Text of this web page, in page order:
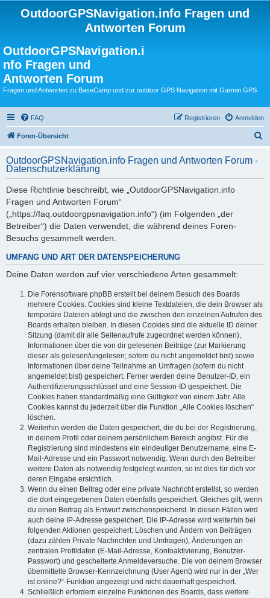
OutdoorGPSNavigation.info Fragen und
Antworten Forum
OutdoorGPSNavigation.i
nfo Fragen und
Antworten Forum
Fragen und Antworten zu BaseCamp und zur outdoor GPS Navigation mit Garmin GPS
FAQ Anmelden
Registrieren
Foren-Übersicht
h
OutdoorGPSNavigation.info Fragen und Antworten Forum -
Datenschutzerklärung
Diese Richtlinie beschreibt, wie „OutdoorGPSNavigation.info
Fragen und Antworten Forum“
(„https://faq.outdoorgpsnavigation.info“) (im Folgenden „der
Betreiber“) die Daten verwendet, die während deines Foren-
Besuchs gesammelt werden.
UMFANG UND ART DER DATENSPEICHERUNG
Deine Daten werden auf vier verschiedene Arten gesammelt:
Die Forensoftware phpBB erstellt bei deinem Besuch des Boards
mehrere Cookies. Cookies sind kleine Textdateien, die dein Browser als
temporäre Dateien ablegt und die zwischen den einzelnen Aufrufen des
Boards erhalten bleiben. In diesen Cookies sind die aktuelle ID deiner
Sitzung (damit dir alle Seitenaufrufe zugeordnet werden können),
Informationen über die von dir gelesenen Beiträge (zur Markierung
dieser als gelesen/ungelesen; sofern du nicht angemeldet bist) sowie
Informationen über deine Teilnahme an Umfragen (sofern du nicht
angemeldet bist) gespeichert. Ferner werden deine Benutzer-ID, ein
Authentifizierungsschlüssel und eine Session-ID gespeichert. Die
Cookies haben standardmäßig eine Gültigkeit von einem Jahr. Alle
Cookies kannst du jederzeit über die Funktion „Alle Cookies löschen“
löschen.
Weiterhin werden die Daten gespeichert, die du bei der Registrierung,
in deinem Profil oder deinem persönlichem Bereich angibst. Für die
Registrierung sind mindestens ein eindeutiger Benutzername, eine E-
Mail-Adresse und ein Passwort notwendig. Wenn durch den Betreiber
weitere Daten als notwendig festgelegt wurden, so ist dies für dich vor
deren Eingabe ersichtlich.
Wenn du einen Beitrag oder eine private Nachricht erstellst, so werden
die dort eingegebenen Daten ebenfalls gespeichert. Gleiches gilt, wenn
du einen Beitrag als Entwurf zwischenspeicherst. In diesen Fällen wird
auch deine IP-Adresse gespeichert. Die IP-Adresse wird weiterhin bei
folgenden Aktionen gespeichert: Löschen und Ändern von Beiträgen
(dazu zählen Private Nachrichten und Umfragen), Änderungen an
zentralen Profildaten (E-Mail-Adresse, Kontoaktivierung, Benutzer-
Passwort) und gescheiterte Anmeldeversuche. Die von deinem Browser
übermittelte Browser-Kennzeichnung (User Agent) wird nur in der „Wer
ist online?“-Funktion angezeigt und nicht dauerhaft gespeichert.
Schließlich erfordern einzelne Funktionen des Boards, dass weitere